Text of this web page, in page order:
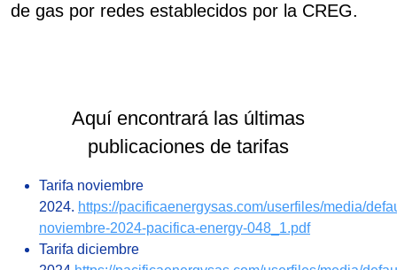
de gas por redes establecidos por la CREG.
Aquí encontrará las últimas
publicaciones de tarifas
Tarifa noviembre
2024. https://pacificaenergysas.com/userfiles/media/
noviembre-2024-pacifica-energy-048_1.pdf
Tarifa diciembre